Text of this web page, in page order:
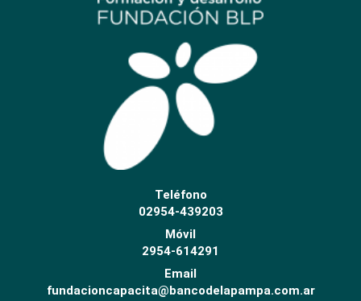
Teléfono
02954-439203
Móvil
2954-614291
Email
fundacioncapacita@bancodelapampa.com.ar